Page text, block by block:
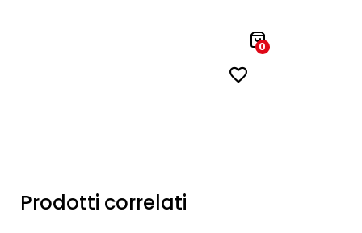
0
Prodotti correlati